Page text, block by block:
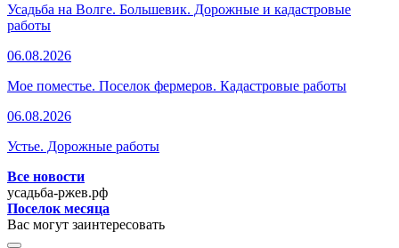
Усадьба на Волге. Большевик. Дорожные и кадастровые
работы
06.08.2026
Мое поместье. Поселок фермеров. Кадастровые работы
06.08.2026
Устье. Дорожные работы
Все новости
усадьба-ржев.рф
Поселок месяца
Вас могут заинтересовать